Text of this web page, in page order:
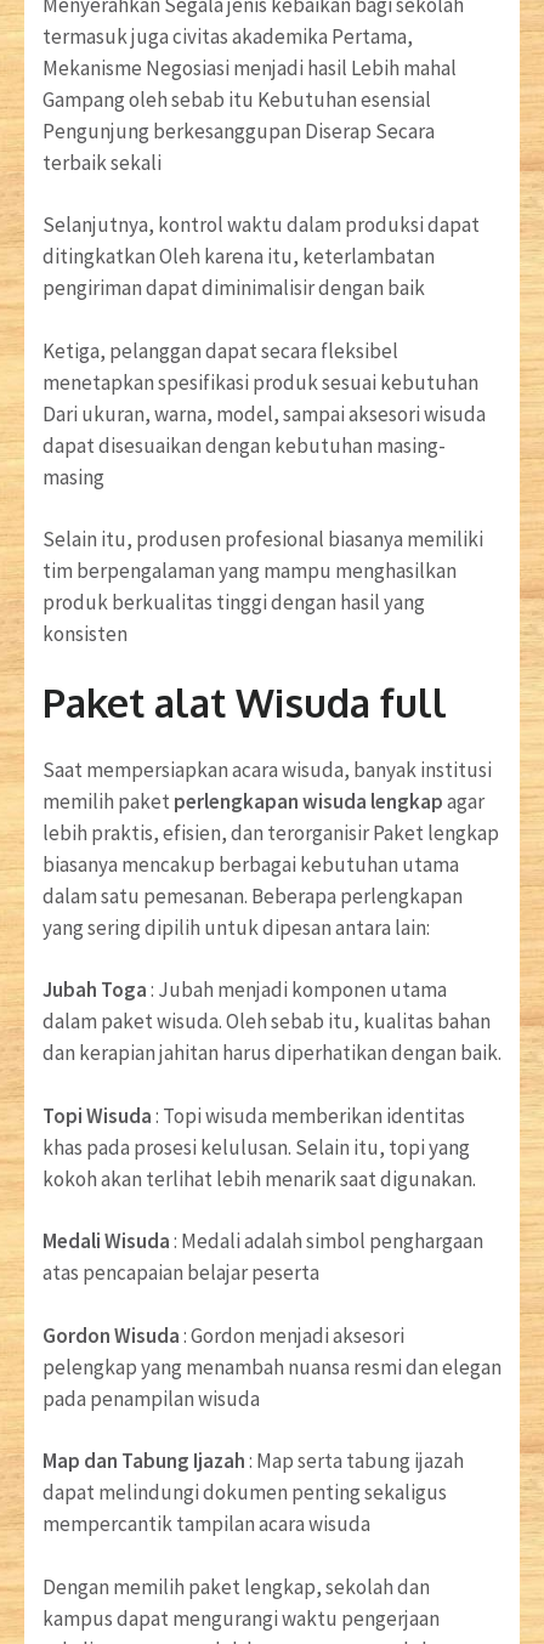
termasuk juga civitas akademika Pertama,
Mekanisme Negosiasi menjadi hasil Lebih mahal
Gampang oleh sebab itu Kebutuhan esensial
Pengunjung berkesanggupan Diserap Secara
terbaik sekali
Selanjutnya, kontrol waktu dalam produksi dapat
ditingkatkan Oleh karena itu, keterlambatan
pengiriman dapat diminimalisir dengan baik
Ketiga, pelanggan dapat secara fleksibel
menetapkan spesifikasi produk sesuai kebutuhan
Dari ukuran, warna, model, sampai aksesori wisuda
dapat disesuaikan dengan kebutuhan masing-
masing
Selain itu, produsen profesional biasanya memiliki
tim berpengalaman yang mampu menghasilkan
produk berkualitas tinggi dengan hasil yang
konsisten
Paket alat Wisuda full
Saat mempersiapkan acara wisuda, banyak institusi
memilih paket perlengkapan wisuda lengkapagar
lebih praktis, efisien, dan terorganisir Paket lengkap
biasanya mencakup berbagai kebutuhan utama
dalam satu pemesanan. Beberapa perlengkapan
yang sering dipilih untuk dipesan antara lain:
Jubah Toga: Jubah menjadi komponen utama
dalam paket wisuda. Oleh sebab itu, kualitas bahan
dan kerapian jahitan harus diperhatikan dengan baik.
Topi Wisuda: Topi wisuda memberikan identitas
khas pada prosesi kelulusan. Selain itu, topi yang
kokoh akan terlihat lebih menarik saat digunakan.
Medali Wisuda: Medali adalah simbol penghargaan
atas pencapaian belajar peserta
Gordon Wisuda: Gordon menjadi aksesori
pelengkap yang menambah nuansa resmi dan elegan
pada penampilan wisuda
Map dan Tabung Ijazah: Map serta tabung ijazah
dapat melindungi dokumen penting sekaligus
mempercantik tampilan acara wisuda
Dengan memilih paket lengkap, sekolah dan
kampus dapat mengurangi waktu pengerjaan